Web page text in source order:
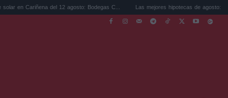
del 12 agosto: Bodegas C... Las mejores hipotecas de agosto: el TAE más